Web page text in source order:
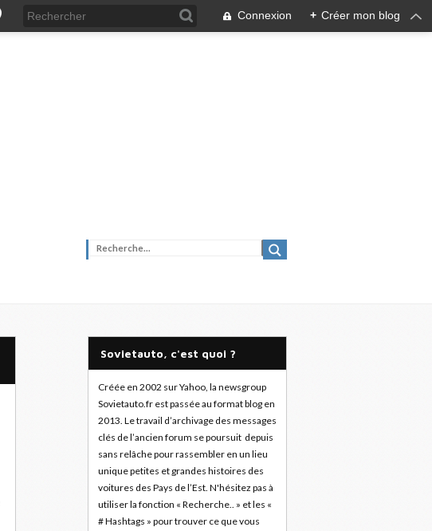
Connexion + Créer mon blog
Sovietauto, c'est quoi ?
Créée en 2002 sur Yahoo, la newsgroup
Sovietauto.fr est passée au format blog en
2013. Le travail d’archivage des messages
clés de l’ancien forum se poursuit depuis
sans relâche pour rassembler en un lieu
unique petites et grandes histoires des
voitures des Pays de l’Est. N'hésitez pas à
utiliser la fonction « Recherche.. » et les «
# Hashtags » pour trouver ce que vous